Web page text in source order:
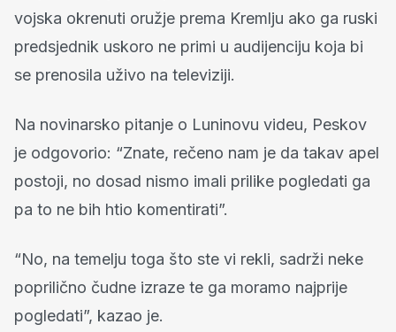
vojska okrenuti oružje prema Kremlju ako ga ruski
predsjednik uskoro ne primi u audijenciju koja bi
se prenosila uživo na televiziji.
Na novinarsko pitanje o Luninovu videu, Peskov
je odgovorio: “Znate, rečeno nam je da takav apel
postoji, no dosad nismo imali prilike pogledati ga
pa to ne bih htio komentirati”.
“No, na temelju toga što ste vi rekli, sadrži neke
poprilično čudne izraze te ga moramo najprije
pogledati”, kazao je.